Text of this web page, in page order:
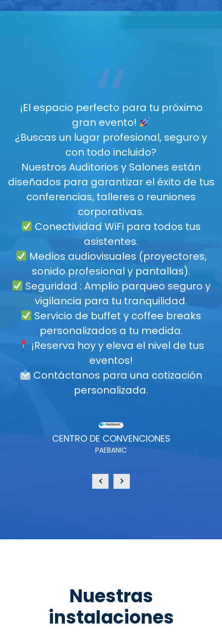
“
¡El espacio perfecto para tu próximo
gran evento!
¿Buscas un lugar profesional, seguro y
con todo incluido?
Nuestros Auditorios y Salones están
diseñados para garantizar el éxito de tus
conferencias, talleres o reuniones
corporativas.
Conectividad WiFi para todos tus
asistentes.
Medios audiovisuales (proyectores,
sonido profesional y pantallas).
Seguridad : Amplio parqueo seguro y
vigilancia para tu tranquilidad.
Servicio de buffet y coffee breaks
personalizados a tu medida.
¡Reserva hoy y eleva el nivel de tus
eventos!
Contáctanos para una cotización
personalizada.
CENTRO DE CONVENCIONES
PAEBANIC
Nuestras
instalaciones